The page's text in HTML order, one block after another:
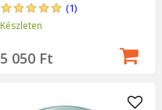
(1)
Készleten
5 050 Ft